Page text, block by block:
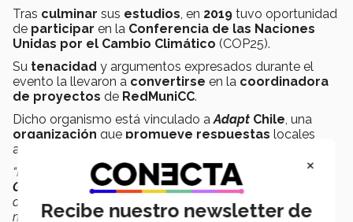
Tras culminar sus estudios, en 2019 tuvo oportunidad
de participar en la Conferencia de las Naciones
Unidas por el Cambio Climático (COP25).
Su tenacidad y argumentos expresados durante el
evento la llevaron a convertirse en la coordinadora
de proyectos de RedMuniCC.
Dicho organismo está vinculado aAdapt Chile, una
organización que promueve respuestas locales
ante el
“Mi
fuesumar a laorganización
Pacto
Global de Alcaldes por el Clima y la Energía
de gobiernos locales con mayor presencia a nivel
mundial”,detalló Teresita.
×
Recibe nuestro newsletter de